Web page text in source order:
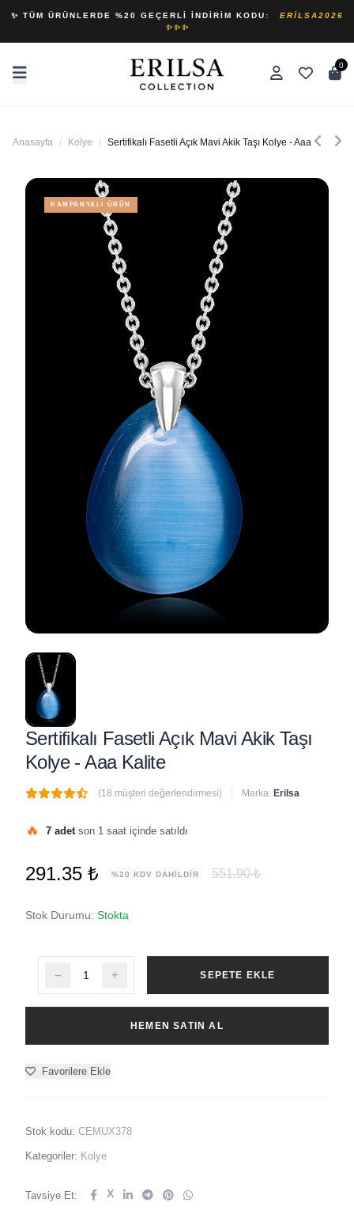
✨ TÜM ÜRÜNLERDE %20 GEÇERLI İNDIRIM KODU:
ERILSA2026
✨✨✨
0
Anasayfa / Kolye / Sertifikalı Fasetli Açık Mavi Akik Taşı Kolye - Aaa Kalite
KAMPANYALI ÜRÜN
Sertifikalı Fasetli Açık Mavi Akik Taşı
Kolye - Aaa Kalite
(18 müşteri değerlendirmesi) Marka: Erilsa
🔥 7 adet son 1 saat içinde satıldı
291.35 ₺ %20 KDV DAHİLDİR 551.90 ₺
Stok Durumu: Stokta
SEPETE EKLE
HEMEN SATIN AL
Favorilere Ekle
Stok kodu: CEMUX378
Kategoriler: Kolye
Tavsiye Et: X